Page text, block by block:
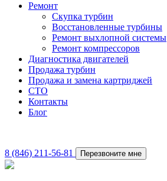
Ремонт
Скупка турбин
Восстановленные турбины
Ремонт выхлопной системы
Ремонт компрессоров
Диагностика двигателей
Продажа турбин
Продажа и замена картриджей
СТО
Контакты
Блог
8 (846) 211-56-81 Перезвоните мне